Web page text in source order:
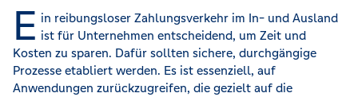
E in reibungsloser Zahlungsverkehr im In- und Ausland
ist für Unternehmen entscheidend, um Zeit und
Kosten zu sparen. Dafür sollten sichere, durchgängige
Prozesse etabliert werden. Es ist essenziell, auf
Anwendungen zurückzugreifen, die gezielt auf die